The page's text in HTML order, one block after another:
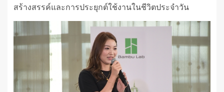
สร้างสรรค์และการประยุกต์ใช้งานในชีวิตประจำวัน